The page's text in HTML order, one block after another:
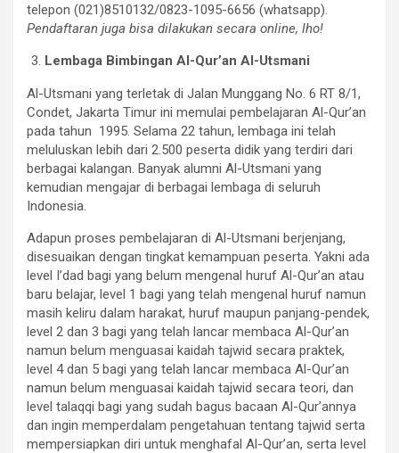
telepon (021)8510132/0823-1095-6656 (whatsapp).
Pendaftaran juga bisa dilakukan secara online, lho!
Lembaga Bimbingan Al-Qur’an Al-Utsmani
Al-Utsmani yang terletak di Jalan Munggang No. 6 RT 8/1,
Condet, Jakarta Timur ini memulai pembelajaran Al-Qur’an
pada tahun 1995. Selama 22 tahun, lembaga ini telah
meluluskan lebih dari 2.500 peserta didik yang terdiri dari
berbagai kalangan. Banyak alumni Al-Utsmani yang
kemudian mengajar di berbagai lembaga di seluruh
Indonesia.
Adapun proses pembelajaran di Al-Utsmani berjenjang,
disesuaikan dengan tingkat kemampuan peserta. Yakni ada
level I’dad bagi yang belum mengenal huruf Al-Qur’an atau
baru belajar, level 1 bagi yang telah mengenal huruf namun
masih keliru dalam harakat, huruf maupun panjang-pendek,
level 2 dan 3 bagi yang telah lancar membaca Al-Qur’an
namun belum menguasai kaidah tajwid secara praktek,
level 4 dan 5 bagi yang telah lancar membaca Al-Qur’an
namun belum menguasai kaidah tajwid secara teori, dan
level talaqqi bagi yang sudah bagus bacaan Al-Qur’annya
dan ingin memperdalam pengetahuan tentang tajwid serta
mempersiapkan diri untuk menghafal Al-Qur’an, serta level